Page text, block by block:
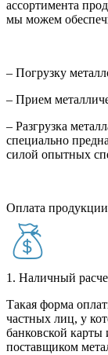
ассортимента
мы можем
– Погрузку
– Прием
– Разгрузка
специально
силой опытных
Оплата продукции
1. Наличный
Такая форма
частных лиц, у
банковской карты
поставщиком